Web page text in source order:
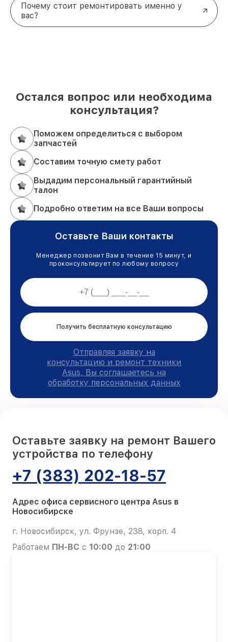
Почему стоит ремонтировать именно у
вас?
Остался вопрос или необходима
консультация?
Поможем определиться с выбором
запчастей
Составим точную смету работ
Выдадим персональный гарантийный
талон
Подробно ответим на все Ваши вопросы
Оставьте Ваши контакты
Менеджер позвонит Вам в течение 15 минут, и
проконсультирует по любому вопросу
Получить бесплатную консультацию
Отправляя заявку на
консультацию и ремонт техники
Asus, Вы соглашаетесь на
обработку персональных данных
Оставьте заявку на ремонт Вашего
устройства по телефону
+7 (383) 202-18-57
Адрес офиса сервисного центра Asus в
Новосибирске
г. Новосибирск, ул. Фрунзе, 238, корп. 4
Работаем ПН-ВС с 10:00 до 21:00